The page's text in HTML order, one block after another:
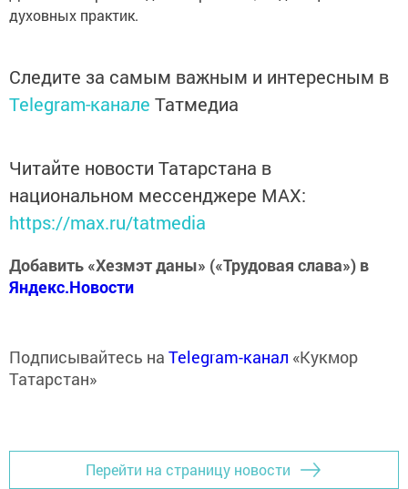
духовных практик.
Следите за самым важным и интересным в
Telegram-канале Татмедиа
Читайте новости Татарстана в
национальном мессенджере MАХ:
https://max.ru/tatmedia
Добавить «Хезмэт даны» («Трудовая слава») в
Яндекс.Новости
Подписывайтесь на Telegram-канал «Кукмор
Татарстан»
Перейти на страницу новости